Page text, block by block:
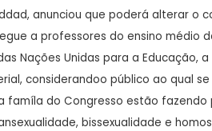
anunciou que poderá alterar o
a professores do ensino médio
Nações Unidas para a Educação,
considerandoo público ao qual se
do Congresso estão fazendo
bissexualidade e